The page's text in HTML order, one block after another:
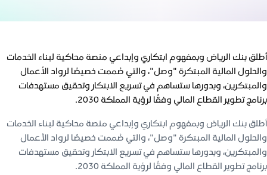
أطلق بنك الرياض وبمفهوم ابتكاري وإبداعي منصة محاكية لبناء الخدمات
والحلول المالية المبتكرة "وصل"، والتي صُممت خصيصًا لرواد الأعمال
والمبتكرين، وبدورها ستساهم في تسريع الابتكار وتحقيق مستهدفات
برنامج تطوير القطاع المالي وفقًا لرؤية المملكة 2030.
أطلق بنك الرياض وبمفهوم ابتكاري وإبداعي منصة محاكية لبناء الخدمات
والحلول المالية المبتكرة "وصل"، والتي صُممت خصيصًا لرواد الأعمال
والمبتكرين، وبدورها ستساهم في تسريع الابتكار وتحقيق مستهدفات
برنامج تطوير القطاع المالي وفقًا لرؤية المملكة 2030.